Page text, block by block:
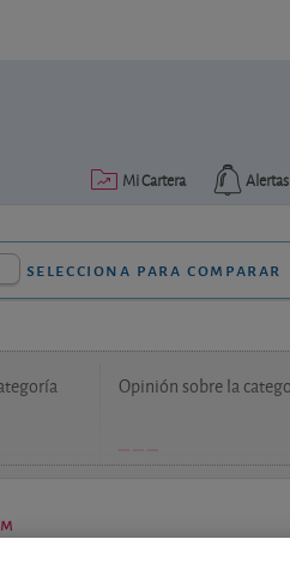
Alertas
Mi Cartera
selecciona para comparar
Opinión sobre la